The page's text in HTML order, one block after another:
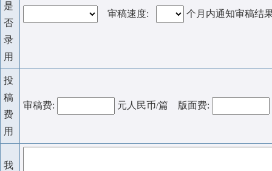
是
否
录
用
审稿速度: 个月内通知审稿结
投
稿
费
用
审稿费: 元人民币/篇 版面费:
我